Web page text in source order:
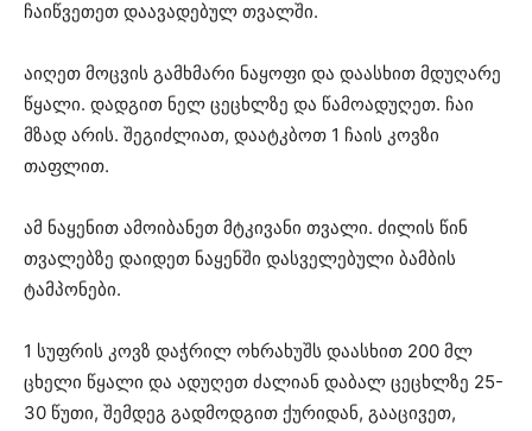
ჩაიწვეთეთ დაავადებულ თვალში.
აიღეთ მოცვის გამხმარი ნაყოფი და დაასხით მდუღარე
წყალი. დადგით ნელ ცეცხლზე და წამოადუღეთ. ჩაი
მზად არის. შეგიძლიათ, დაატკბოთ 1 ჩაის კოვზი
თაფლით.
ამ ნაყენით ამოიბანეთ მტკივანი თვალი. ძილის წინ
თვალებზე დაიდეთ ნაყენში დასველებული ბამბის
ტამპონები.
1 სუფრის კოვზ დაჭრილ ოხრახუშს დაასხით 200 მლ
ცხელი წყალი და ადუღეთ ძალიან დაბალ ცეცხლზე 25-
30 წუთი, შემდეგ გადმოდგით ქურიდან, გააცივეთ,